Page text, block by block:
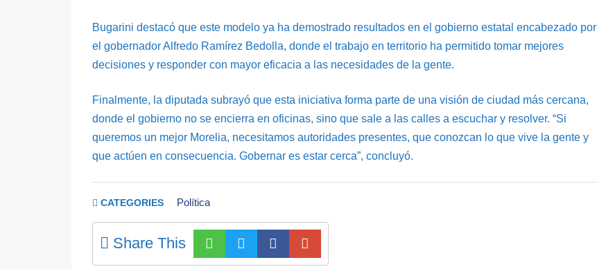
Bugarini destacó que este modelo ya ha demostrado resultados en el gobierno estatal encabezado por
el gobernador Alfredo Ramírez Bedolla, donde el trabajo en territorio ha permitido tomar mejores
decisiones y responder con mayor eficacia a las necesidades de la gente.
Finalmente, la diputada subrayó que esta iniciativa forma parte de una visión de ciudad más cercana,
donde el gobierno no se encierra en oficinas, sino que sale a las calles a escuchar y resolver. “Si
queremos un mejor Morelia, necesitamos autoridades presentes, que conozcan lo que vive la gente y
que actúen en consecuencia. Gobernar es estar cerca”, concluyó.
CATEGORIES Política
Share This